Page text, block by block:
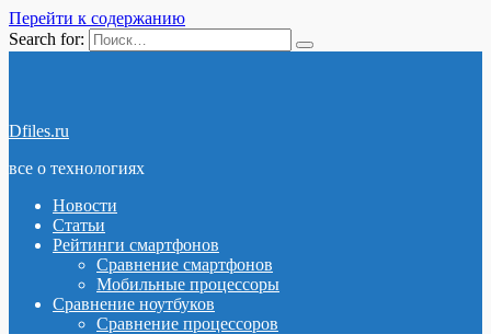
Перейти к содержанию
Search for:
Dfiles.ru
все о технологиях
Новости
Статьи
Рейтинги смартфонов
Сравнение смартфонов
Мобильные процессоры
Сравнение ноутбуков
Сравнение процессоров